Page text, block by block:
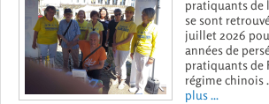
pratiquants de
se sont
juillet 2026
années de
pratiquants de
régime chinois
plus ...